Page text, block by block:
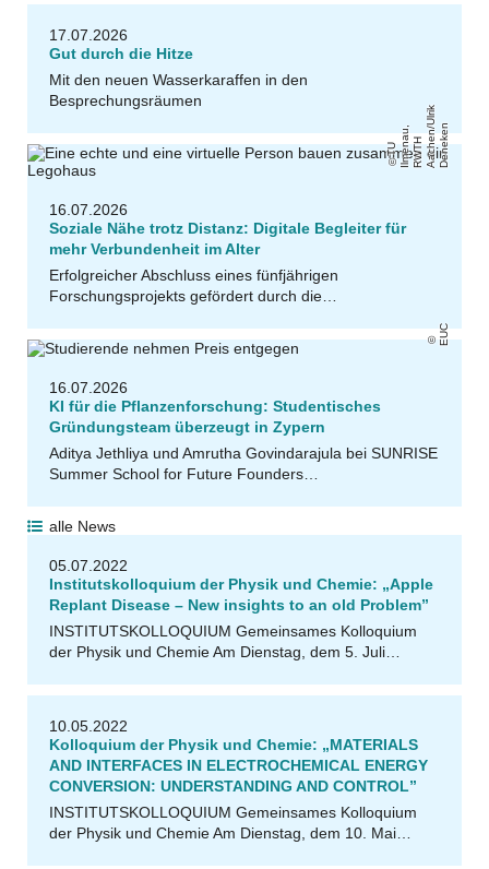
17.07.2026
Gut durch die Hitze
Mit den neuen Wasserkaraffen in den
Besprechungsräumen
T
U
Il
m
e
n a
u,
R
W
T H
A
a
c
h e
n/
Ul
ri k
D
e
n
e k
e n
16.07.2026
Soziale Nähe trotz Distanz: Digitale Begleiter für
mehr Verbundenheit im Alter
Erfolgreicher Abschluss eines fünfjährigen
Forschungsprojekts gefördert durch die…
EUC
16.07.2026
KI für die Pflanzenforschung: Studentisches
Gründungsteam überzeugt in Zypern
Aditya Jethliya und Amrutha Govindarajula bei SUNRISE
Summer School for Future Founders…
alle News
05.07.2022
Institutskolloquium der Physik und Chemie: „Apple
Replant Disease – New insights to an old Problem”
INSTITUTSKOLLOQUIUM Gemeinsames Kolloquium
der Physik und Chemie Am Dienstag, dem 5. Juli…
10.05.2022
Kolloquium der Physik und Chemie: „MATERIALS
AND INTERFACES IN ELECTROCHEMICAL ENERGY
CONVERSION: UNDERSTANDING AND CONTROL”
INSTITUTSKOLLOQUIUM Gemeinsames Kolloquium
der Physik und Chemie Am Dienstag, dem 10. Mai…